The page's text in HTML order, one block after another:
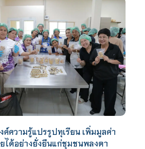
ค์ความรู้แปรรูปทุเรียน เพิ่มมูลค่า
ได้อย่างยั่งยืนแก่ชุมชนพลงตา